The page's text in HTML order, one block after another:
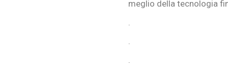
meglio della tecnologia
.
.
.